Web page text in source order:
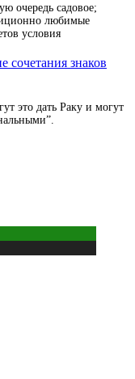
очередь садовое;
любимые
условия
сочетания знаков
это дать Раку и могут